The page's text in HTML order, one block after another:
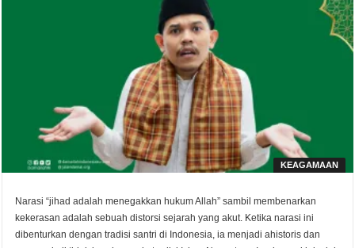
KEAGAMAAN
Narasi “jihad adalah menegakkan hukum Allah” sambil membenarkan
kekerasan adalah sebuah distorsi sejarah yang akut. Ketika narasi ini
dibenturkan dengan tradisi santri di Indonesia, ia menjadi ahistoris dan